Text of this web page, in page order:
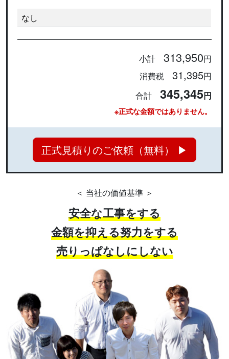
なし
小計 313,950円
消費税 31,395円
合計 345,345円
※正式な金額ではありません。
正式見積りのご依頼（無料） ▶
＜ 当社の価値基準 ＞
安全な工事をする
金額を抑える努力をする
売りっぱなしにしない